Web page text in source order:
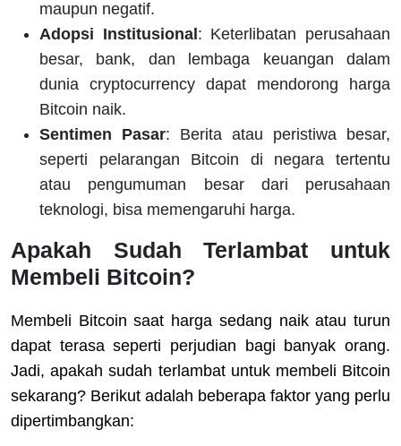
maupun negatif.
Adopsi Institusional: Keterlibatan perusahaan
besar, bank, dan lembaga keuangan dalam
dunia cryptocurrency dapat mendorong harga
Bitcoin naik.
Sentimen Pasar: Berita atau peristiwa besar,
seperti pelarangan Bitcoin di negara tertentu
atau pengumuman besar dari perusahaan
teknologi, bisa memengaruhi harga.
Apakah Sudah Terlambat untuk
Membeli Bitcoin?
Membeli Bitcoin saat harga sedang naik atau turun
dapat terasa seperti perjudian bagi banyak orang.
Jadi, apakah sudah terlambat untuk membeli Bitcoin
sekarang? Berikut adalah beberapa faktor yang perlu
dipertimbangkan: